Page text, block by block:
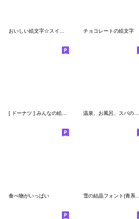
チョコレートの絵文字
[ ドーナツ ] みんなの絵文字 基本セット 温泉、お風呂、スパの絵文字
食べ物がいっぱい